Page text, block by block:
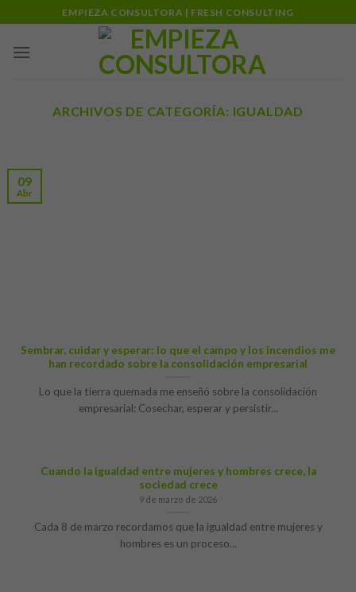
to
content
EMPIEZA CONSULTORA | FRESH CONSULTING
ARCHIVOS DE CATEGORÍA: IGUALDAD
Sembrar, cuidar y esperar: lo que el campo y los incendios me
han recordado sobre la consolidación empresarial
Lo que la tierra quemada me enseñó sobre la consolidación
empresarial: Cosechar, esperar y persistir...
09
Abr
Cuando la igualdad entre mujeres y hombres crece, la
sociedad crece
9 de marzo de 2026
Cada 8 de marzo recordamos que la igualdad entre mujeres y
hombres es un proceso...